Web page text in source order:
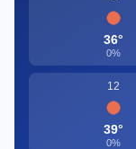
36°
0%
12
39°
0%